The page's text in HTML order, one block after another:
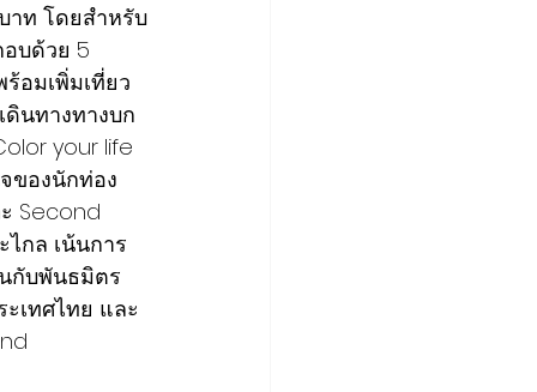
าท โดยสำหรับ
อบด้วย 5
อมเพิ่มเที่ยว
ดินทางทางบก
your life
ของนักท่อง
Second
กล เน้นการ
กับพันธมิตร
เทศไทย และ